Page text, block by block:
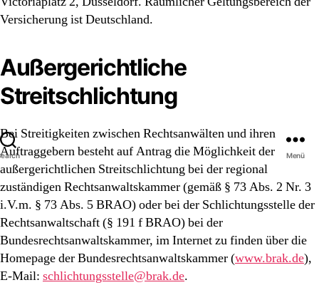
Menü
Versicherung ist Deutschland.
Außergerichtliche
Streitschlichtung
Bei Streitigkeiten zwischen Rechtsanwälten und ihren
Auftraggebern besteht auf Antrag die Möglichkeit der
außergerichtlichen Streitschlichtung bei der regional
zuständigen Rechtsanwaltskammer (gemäß § 73 Abs. 2 Nr. 3
i.V.m. § 73 Abs. 5 BRAO) oder bei der Schlichtungsstelle der
Rechtsanwaltschaft (§ 191 f BRAO) bei der
Bundesrechtsanwaltskammer, im Internet zu finden über die
Homepage der Bundesrechtsanwaltskammer (www.brak.de),
E-Mail: schlichtungsstelle@brak.de.